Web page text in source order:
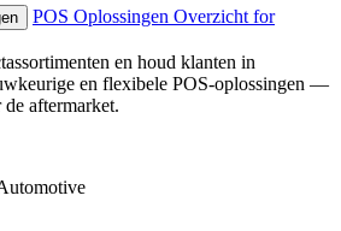
POS Oplossingen Overzicht for
en houd klanten in
en flexibele POS-oplossingen —
aftermarket.